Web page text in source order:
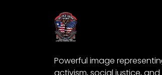
Powerful image